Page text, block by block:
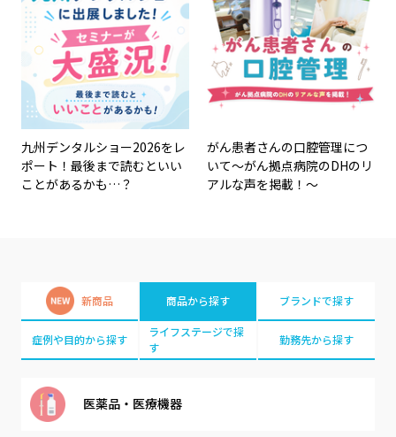
九州デンタルショー2026をレ
ポート！最後まで読むといい
ことがあるかも…？
がん患者さんの口腔管理につ
いて～がん拠点病院のDHのリ
アルな声を掲載！～
新商品 商品から探す ブランドで探す
症例や目的から探す
ライフステージで探
す
勤務先から探す
医薬品・ 医療機器